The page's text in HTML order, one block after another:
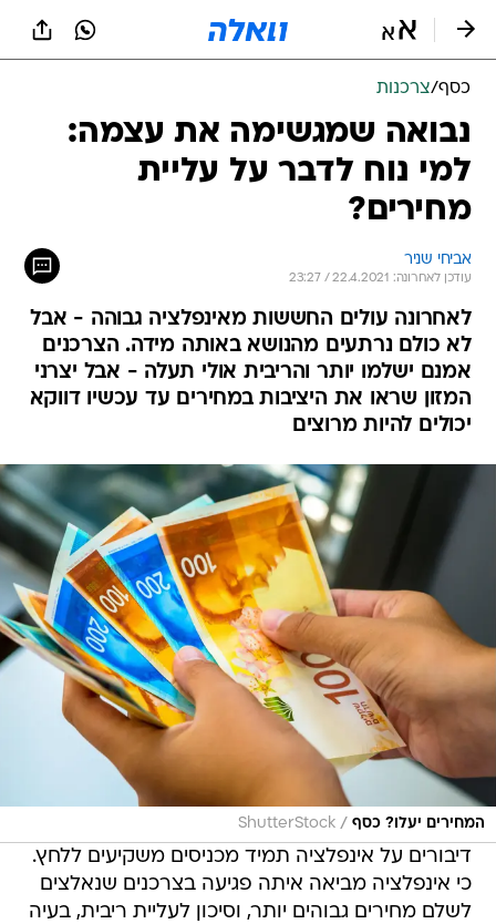
כסף/צרכנות
נבואה שמגשימה את עצמה:
למי נוח לדבר על עליית
מחירים?
אביחי שניר
עודכן לאחרונה: 22.4.2021 / 23:27
לאחרונה עולים החששות מאינפלציה גבוהה - אבל
לא כולם נרתעים מהנושא באותה מידה. הצרכנים
אמנם ישלמו יותר והריבית אולי תעלה - אבל יצרני
המזון שראו את היציבות במחירים עד עכשיו דווקא
יכולים להיות מרוצים
המחירים יעלו? כסף /
ShutterStock
דיבורים על אינפלציה תמיד מכניסים משקיעים ללחץ.
כי אינפלציה מביאה איתה פגיעה בצרכנים שנאלצים
לשלם מחירים גבוהים יותר, וסיכון לעליית ריבית, בעיה